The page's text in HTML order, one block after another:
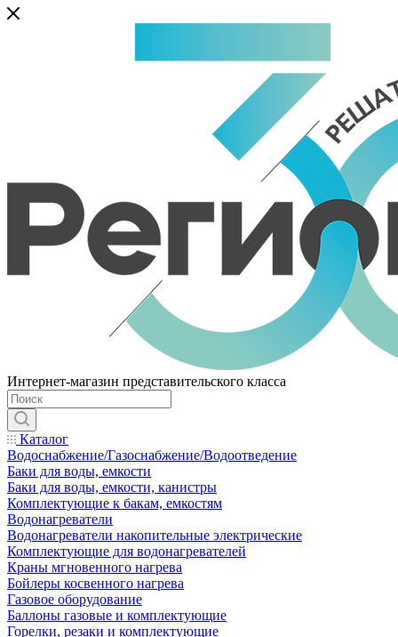
Интернет-магазин представительского класса
Каталог
Водоснабжение/Газоснабжение/Водоотведение
Баки для воды, емкости
Баки для воды, емкости, канистры
Комплектующие к бакам, емкостям
Водонагреватели
Водонагреватели накопительные электрические
Комплектующие для водонагревателей
Краны мгновенного нагрева
Бойлеры косвенного нагрева
Газовое оборудование
Баллоны газовые и комплектующие
Горелки, резаки и комплектующие